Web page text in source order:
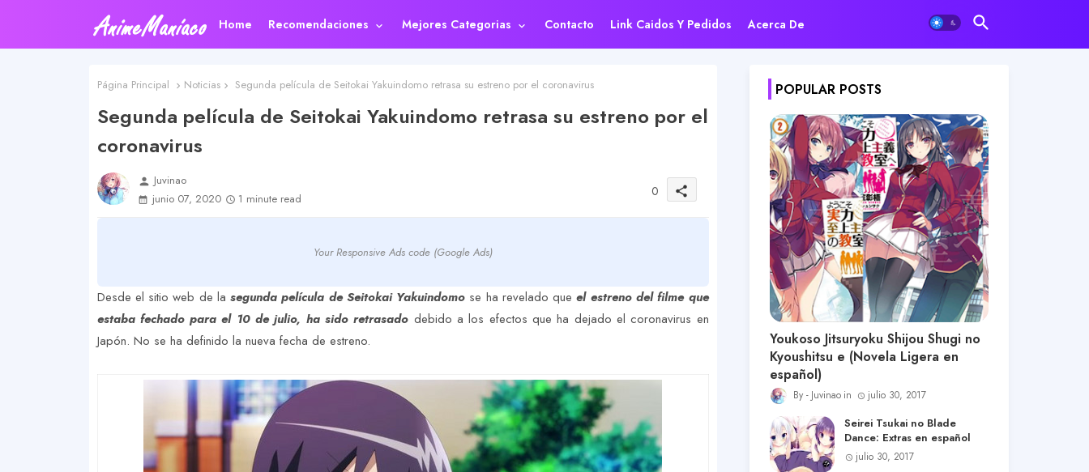
Home Recomendaciones Mejores Categorias Contacto Link Caidos Y Pedidos Acerca De
Página Principal Noticias Segunda película de Seitokai Yakuindomo retrasa su estreno por el coronavirus
Segunda película de Seitokai Yakuindomo retrasa su estreno por el
coronavirus
person Juvinao
junio 07, 2020
1 minute read 0 share
Your Responsive Ads code (Google Ads)
Desde el sitio web de lasegunda película de Seitokai Yakuindomo se ha revelado que el estreno del filme que
estaba fechado para el 10 de julio, ha sido retrasado debido a los efectos que ha dejado el coronavirus en
Japón. No se ha definido la nueva fecha de estreno.
POPULAR POSTS
Youkoso Jitsuryoku Shijou Shugi no
Kyoushitsu e (Novela Ligera en
español)
Juvinao julio 30, 2017
Seirei Tsukai no Blade
Dance: Extras en español
julio 30, 2017